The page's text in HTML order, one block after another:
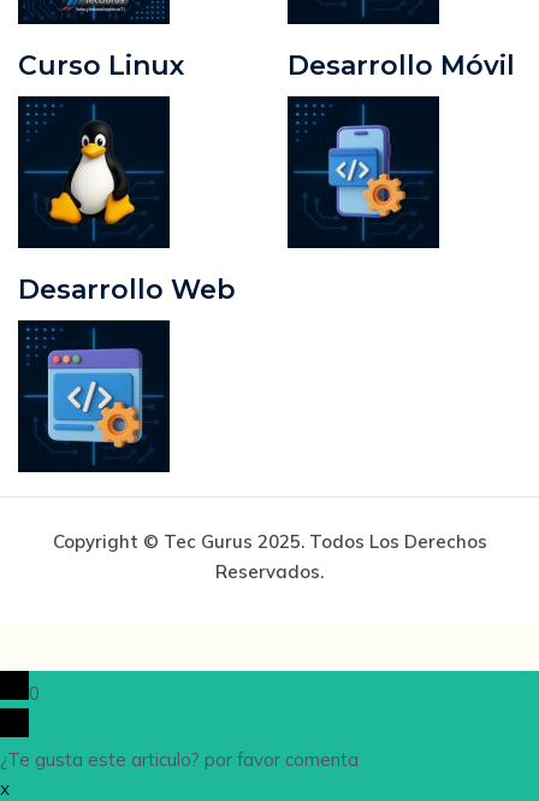
Curso Linux Desarrollo Móvil
Desarrollo Web
Copyright © Tec Gurus 2025. Todos Los Derechos
Reservados.
0
¿Te gusta este articulo? por favor comenta
x